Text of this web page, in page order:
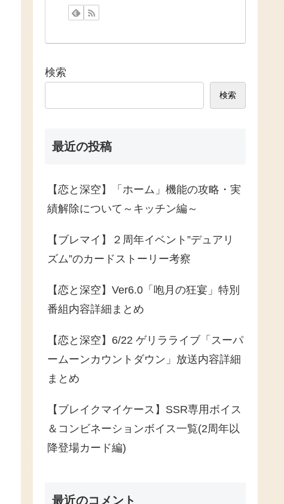
検索
検索
最近の投稿
【恋と深空】「ホーム」機能の攻略・実
績解除について～キッチン編～
【ブレマイ】２周年イベント”デュアリ
ズム”のカードストーリー考察
【恋と深空】Ver6.0「咆月の狂宴」特別
番組内容詳細まとめ
【恋と深空】6/22 ゲリラライブ「スーパ
ームーンカウントダウン」放送内容詳細
まとめ
【ブレイクマイケース】SSR専用ボイス
＆コンビネーションボイス一覧(2周年以
降登場カード編)
最近のコメント